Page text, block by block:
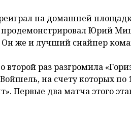
на домашней
продемонстрировал Юрий
Он же и лучший снайпер
раз разгромила
на счету которых
Первые два матча этого